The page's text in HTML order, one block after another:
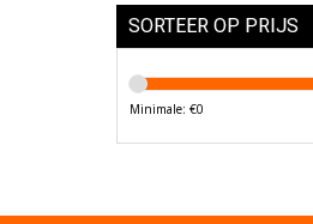
SORTEER OP PRIJS
Minimale: €0